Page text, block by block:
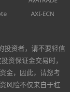
AXI-ECN
投资者，请不要轻信
资保证金交易时，
金，因此，请您考
风险不仅来自于杠